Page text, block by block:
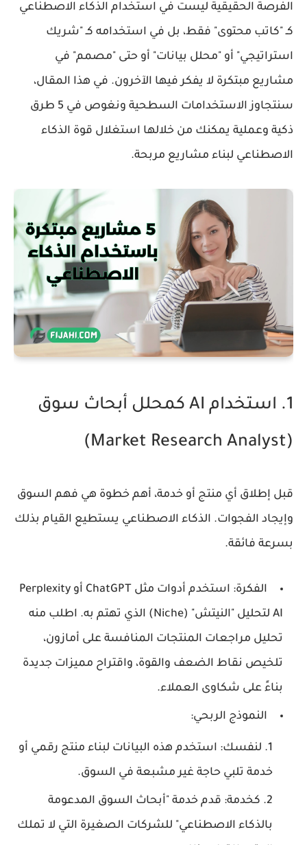
الفرصة الحقيقية ليست في استخدام الذكاء الاصطناعي
كـ "كاتب محتوى" فقط، بل في استخدامه كـ "شريك
استراتيجي" أو "محلل بيانات" أو حتى "مصمم" في
مشاريع مبتكرة لا يفكر فيها الآخرون. في هذا المقال،
سنتجاوز الاستخدامات السطحية ونغوص في 5 طرق
ذكية وعملية يمكنك من خلالها استغلال قوة الذكاء
الاصطناعي لبناء مشاريع مربحة.
1. استخدام AI كمحلل أبحاث سوق
(Market Research Analyst)
قبل إطلاق أي منتج أو خدمة، أهم خطوة هي فهم السوق
وإيجاد الفجوات. الذكاء الاصطناعي يستطيع القيام بذلك
بسرعة فائقة.
الفكرة:
استخدم أدوات مثل ChatGPT أو Perplexity
AI لتحليل "النيتش" (Niche) الذي تهتم به. اطلب منه
تحليل مراجعات المنتجات المنافسة على أمازون،
تلخيص نقاط الضعف والقوة، واقتراح مميزات جديدة
بناءً على شكاوى العملاء.
النموذج الربحي:
لنفسك: استخدم هذه البيانات لبناء منتج رقمي أو
خدمة تلبي حاجة غير مشبعة في السوق.
كخدمة: قدم خدمة "أبحاث السوق المدعومة
بالذكاء الاصطناعي" للشركات الصغيرة التي لا تملك